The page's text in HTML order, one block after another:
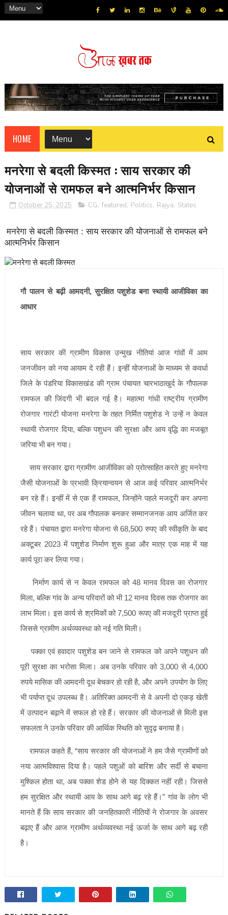
HOME
मनरेगा से बदली किस्मत : साय सरकार की
योजनाओं से रामफल बने आत्मनिर्भर किसान
October 25, 2025 CG, featured, Politics, Rajya, States
मनरेगा से बदली किस्मत : साय सरकार की योजनाओं से रामफल बने
आत्मनिर्भर किसान
गौ पालन से बढ़ी आमदनी, सुरक्षित पशुशेड बना स्थायी आजीविका का
आधार
साय सरकार की ग्रामीण विकास उन्मुख नीतियां आज गांवों में आम
जनजीवन को नया आयाम दे रही हैं। इन्हीं योजनाओं के माध्यम से कवर्धा
जिले के पंडरिया विकासखंड की ग्राम पंचायत चारभाठाखुर्द के गौपालक
रामफल की जिंदगी भी बदल गई है। महात्मा गांधी राष्ट्रीय ग्रामीण
रोजगार गारंटी योजना मनरेगा के तहत निर्मित पशुशेड ने उन्हें न केवल
स्थायी रोजगार दिया, बल्कि पशुधन की सुरक्षा और आय वृद्धि का मजबूत
जरिया भी बन गया।
साय सरकार द्वारा ग्रामीण आजीविका को प्रोत्साहित करते हुए मनरेगा
जैसी योजनाओं के प्रभावी क्रियान्वयन से आज कई परिवार आत्मनिर्भर
बन रहे हैं। इन्हीं में से एक हैं रामफल, जिन्होंने पहले मजदूरी कर अपना
जीवन चलाया था, पर अब गौपालक बनकर सम्मानजनक आय अर्जित कर
रहे हैं। पंचायत द्वारा मनरेगा योजना से 68,500 रुपए की स्वीकृति के बाद
अक्टूबर 2023 में पशुशेड निर्माण शुरू हुआ और मात्र एक माह में यह
कार्य पूरा कर लिया गया।
निर्माण कार्य से न केवल रामफल को 48 मानव दिवस का रोजगार
मिला, बल्कि गांव के अन्य परिवारों को भी 12 मानव दिवस तक रोजगार का
लाभ मिला। इस कार्य से श्रमिकों को 7,500 रूपए की मजदूरी प्राप्त हुई
जिससे ग्रामीण अर्थव्यवस्था को नई गति मिली।
पक्का एवं हवादार पशुशेड बन जाने से रामफल को अपने पशुधन की
पूरी सुरक्षा का भरोसा मिला। अब उनके परिवार को 3,000 से 4,000
रुपये मासिक की आमदनी दूध बेचकर हो रही है, और अपने उपयोग के लिए
भी पर्याप्त दूध उपलब्ध है। अतिरिक्त आमदनी से वे अपनी दो एकड़ खेती
में उत्पादन बढ़ाने में सफल हो रहे हैं। सरकार की योजनाओं से मिली इस
सफलता ने उनके परिवार की आर्थिक स्थिति को सुदृढ़ बनाया है।
रामफल कहते हैं, “साय सरकार की योजनाओं ने हम जैसे ग्रामीणों को
नया आत्मविश्वास दिया है। पहले पशुओं को बारिश और सर्दी से बचाना
मुश्किल होता था, अब पक्का शेड होने से यह दिक्कत नहीं रही। जिससे
हम सुरक्षित और स्थायी आय के साथ आगे बढ़ रहे हैं।” गांव के लोग भी
मानते हैं कि साय सरकार की जनहितकारी नीतियों ने रोजगार के अवसर
बढ़ाए हैं और आज ग्रामीण अर्थव्यवस्था नई ऊर्जा के साथ आगे बढ़ रही
है।